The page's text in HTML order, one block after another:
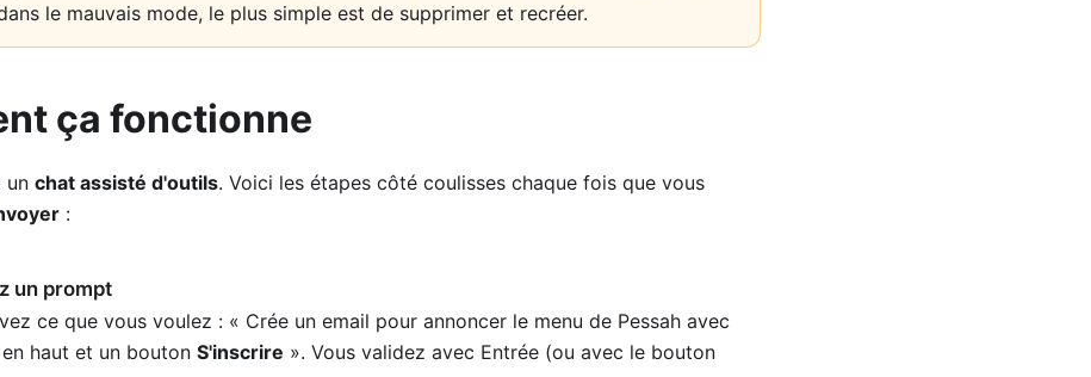
le mauvais mode, le plus simple est de supprimer et recréer.
ça fonctionne
un chat assisté d'outils. Voici les étapes côté coulisses chaque fois que vous
:
un prompt
ce que vous voulez : « Crée un email pour annoncer le menu de Pessah avec
haut et un bouton S'inscrire ». Vous validez avec Entrée (ou avec le bouton